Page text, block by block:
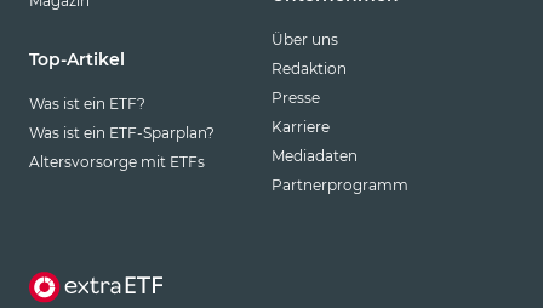
Top-Artikel
Was ist ein ETF?
Was ist ein ETF-Sparplan?
Altersvorsorge mit ETFs
Über uns
Redaktion
Presse
Karriere
Mediadaten
Partnerprogramm